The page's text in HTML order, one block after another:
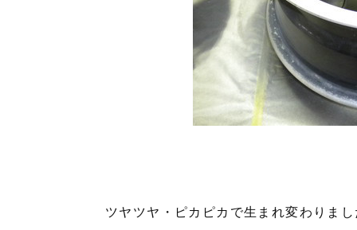
ツヤツヤ・ピカピカで生まれ変わりま